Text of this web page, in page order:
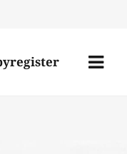
Menü